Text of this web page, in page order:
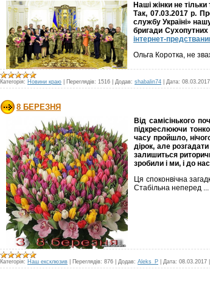
Наші жінки не тільки
Так, 07.03.2017 р.
службу Україні»
бригади
інтернет-
Ольга Коротка, не
Категорія: Новини краю Переглядів: 1516 Додав: shabalin74 Дата: 08.03.2017
8 БЕРЕЗНЯ
Від самісінького
підкреслюючи
часу пройшло,
дірок, але
залишиться
зробили і ми, і до
Ця споконвічна
Стабільна неперед ...
Категорія: Наш ексклюзив Переглядів: 876 Додав: Aleks_P Дата: 08.03.2017